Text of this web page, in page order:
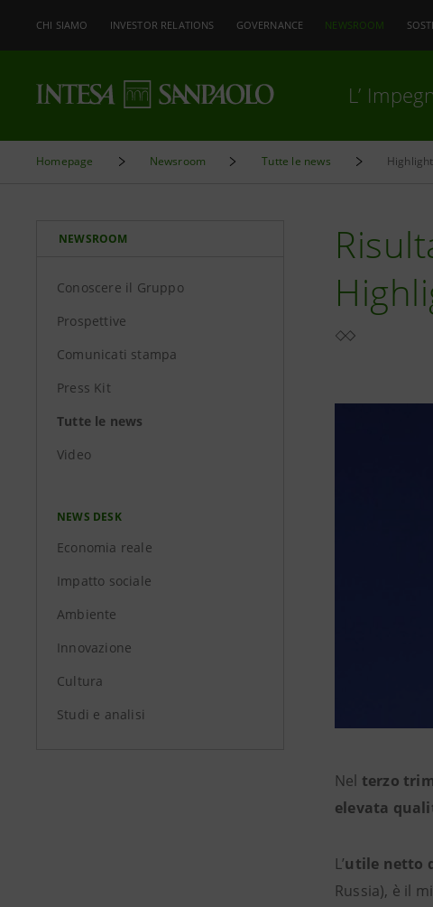
CHI SIAMO INVESTOR RELATIONS GOVERNANCE NEWSROOM
L’
Homepage Newsroom Tutte le news
NEWSROOM
Conoscere il Gruppo
Prospettive
Comunicati stampa
Press Kit
Tutte le news
Video
NEWS DESK
Economia reale
Impatto sociale
Ambiente
Innovazione
Cultura
Studi e analisi
Nel terzo
elevata
L’utile netto
Russia), è il